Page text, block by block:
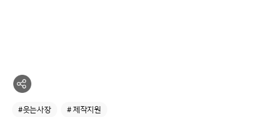
#웃는사장 # 제작지원